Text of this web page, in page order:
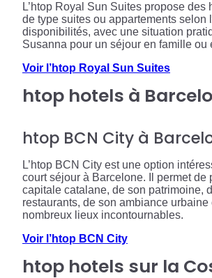
L’htop Royal Sun Suites propose des
de type suites ou appartements selon
disponibilités, avec une situation
Susanna pour un séjour en famille ou
Voir l’htop Royal Sun Suites
htop hotels à
htop BCN City à
L’htop BCN City est une option
court séjour à Barcelone. Il permet de
capitale catalane, de son patrimoine,
restaurants, de son ambiance urbaine
nombreux lieux incontournables.
Voir l’htop BCN City
htop hotels sur la